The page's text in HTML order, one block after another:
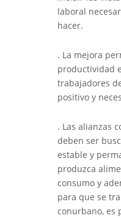
laboral
hacer.
. La mejora
productividad
trabajadores
positivo y
. Las alianzas
deben ser
estable y
produzca
consumo y
para que se
conurbano, es